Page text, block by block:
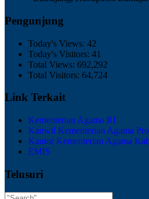
Pengunjung
Today's Views: 42
Today's Visitors: 41
Total Views: 692,292
Total Visitors: 64,724
Link Terkait
Kementerian Agama RI
Kanwil Kementerian Agama
Kantor Kementerian Agama
EMIS
Telusuri